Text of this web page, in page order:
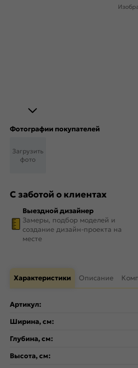
Фотографии покупателей
Загрузить
фото
С заботой о клиентах
Выездной дизайнер
Замеры, подбор моделей и
создание дизайн-проекта на
месте
Характеристики Описание
Артикул:
Ширина, см:
Глубина, см:
Высота, см: